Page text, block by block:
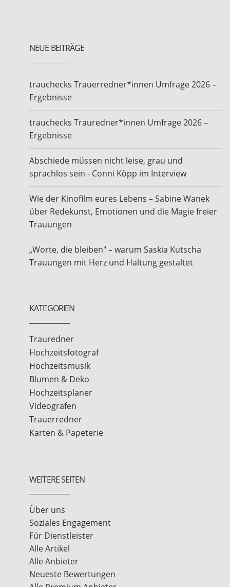
NEUE BEITRÄGE
trauchecks Trauerredner*innen Umfrage 2026 –
Ergebnisse
trauchecks Trauredner*innen Umfrage 2026 –
Ergebnisse
Abschiede müssen nicht leise, grau und
sprachlos sein - Conni Köpp im Interview
Wie der Kinofilm eures Lebens – Sabine Wanek
über Redekunst, Emotionen und die Magie freier
Trauungen
„Worte, die bleiben" – warum Saskia Kutscha
Trauungen mit Herz und Haltung gestaltet
KATEGORIEN
Trauredner
Hochzeitsfotograf
Hochzeitsmusik
Blumen & Deko
Hochzeitsplaner
Videografen
Trauerredner
Karten & Papeterie
WEITERE SEITEN
Über uns
Soziales Engagement
Für Dienstleister
Alle Artikel
Alle Anbieter
Neueste Bewertungen